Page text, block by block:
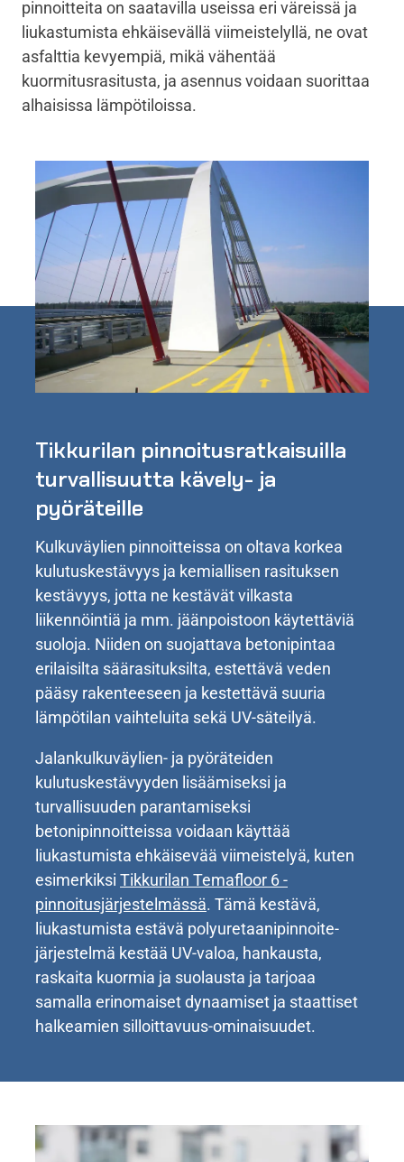
pinnoitteita on saatavilla useissa eri väreissä ja
liukastumista ehkäisevällä viimeistelyllä, ne ovat
asfalttia kevyempiä, mikä vähentää
kuormitusrasitusta, ja asennus voidaan suorittaa
alhaisissa lämpötiloissa.
Tikkurilan pinnoitusratkaisuilla
turvallisuutta kävely- ja
pyöräteille
Kulkuväylien pinnoitteissa on oltava korkea
kulutuskestävyys ja kemiallisen rasituksen
kestävyys, jotta ne kestävät vilkasta
liikennöintiä ja mm. jäänpoistoon käytettäviä
suoloja. Niiden on suojattava betonipintaa
erilaisilta säärasituksilta, estettävä veden
pääsy rakenteeseen ja kestettävä suuria
lämpötilan vaihteluita sekä UV-säteilyä.
Jalankulkuväylien- ja pyöräteiden
kulutuskestävyyden lisäämiseksi ja
turvallisuuden parantamiseksi
betonipinnoitteissa voidaan käyttää
liukastumista ehkäisevää viimeistelyä, kuten
esimerkiksi Tikkurilan Temafloor 6 -
pinnoitusjärjestelmässä. Tämä kestävä,
liukastumista estävä polyuretaanipinnoite-
järjestelmä kestää UV-valoa, hankausta,
raskaita kuormia ja suolausta ja tarjoaa
samalla erinomaiset dynaamiset ja staattiset
halkeamien silloittavuus-ominaisuudet.